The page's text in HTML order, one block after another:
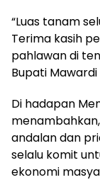
“Luas tanam
Terima kasih
pahlawan di
Bupati Mawardi
Di hadapan
andalan dan
selalu komit
ekonomi